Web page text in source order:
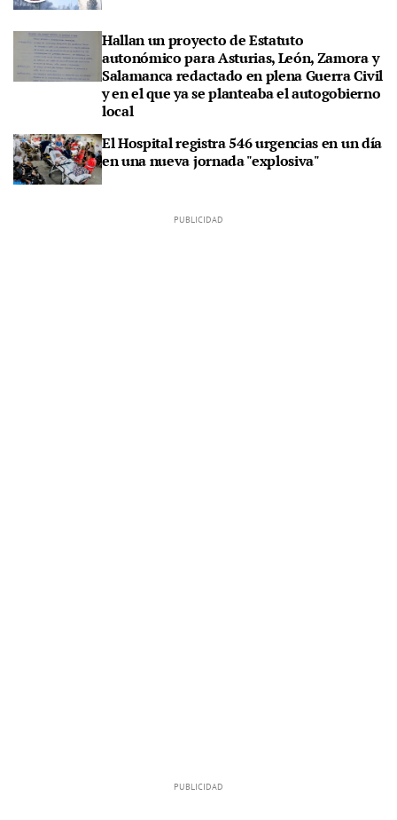
Hallan un proyecto de Estatuto
autonómico para Asturias, León, Zamora y
Salamanca redactado en plena Guerra Civil
y en el que ya se planteaba el autogobierno
local
El Hospital registra 546 urgencias en un día
en una nueva jornada "explosiva"